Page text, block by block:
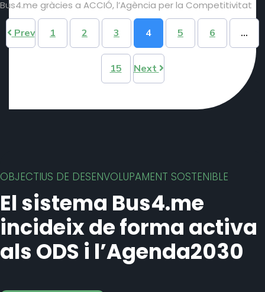
Bus4.me gràcies a ACCIÓ, l’Agència per la Competitivitat
Prev 1 2 3 4 5 6 …
15 Next
OBJECTIUS DE DESENVOLUPAMENT SOSTENIBLE
El sistema Bus4.me
incideix de forma activa
als ODS i l’Agenda2030